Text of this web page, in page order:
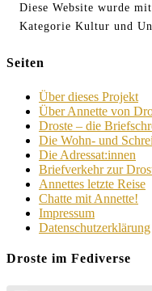
Diese Website wurde
Kategorie Kultur und
Seiten
Über dieses Projekt
Über Annette von
Droste – die
Die Wohn- und
Die Adressat:innen
Briefverkehr zur
Annettes letzte Reise
Chatte mit Annette!
Impressum
Datenschutzerklärung
Droste im Fediverse